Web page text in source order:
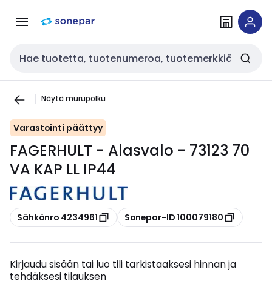
navigointiinsisältöön
Haku
Näytä murupolku
Varastointi päättyy
FAGERHULT - Alasvalo - 73123 70
VA KAP LL IP44
Kopioi
Sähkönro 4234961 Kopioi
Sonepar-ID 100079180
Kirjaudu sisään tai luo tili tarkistaaksesi hinnan ja
tehdäksesi tilauksen